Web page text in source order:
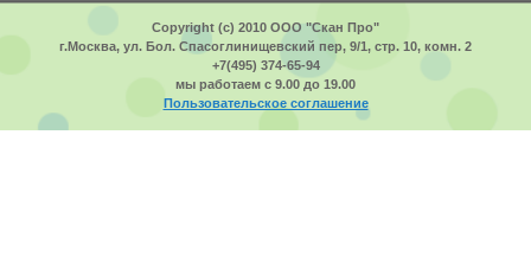
Copyright (c) 2010 ООО "Скан Про"
г.Москва, ул. Бол. Спасоглинищевский пер, 9/1, стр. 10, комн. 2
+7(495) 374-65-94
мы работаем с 9.00 до 19.00
Пользовательское соглашение